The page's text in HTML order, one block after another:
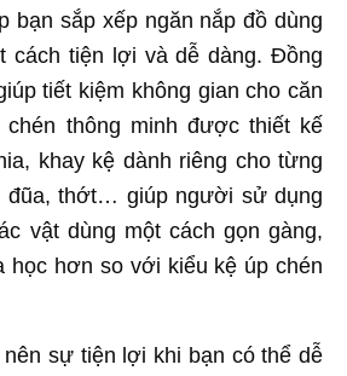
bạn sắp xếp ngăn nắp đồ dùng
cách tiện lợi và dễ dàng. Đồng
tiết kiệm không gian cho căn
chén thông minh được thiết kế
khay kệ dành riêng cho từng
đũa, thớt… giúp người sử dụng
vật dùng một cách gọn gàng,
học hơn so với kiểu kệ úp chén
sự tiện lợi khi bạn có thể dễ